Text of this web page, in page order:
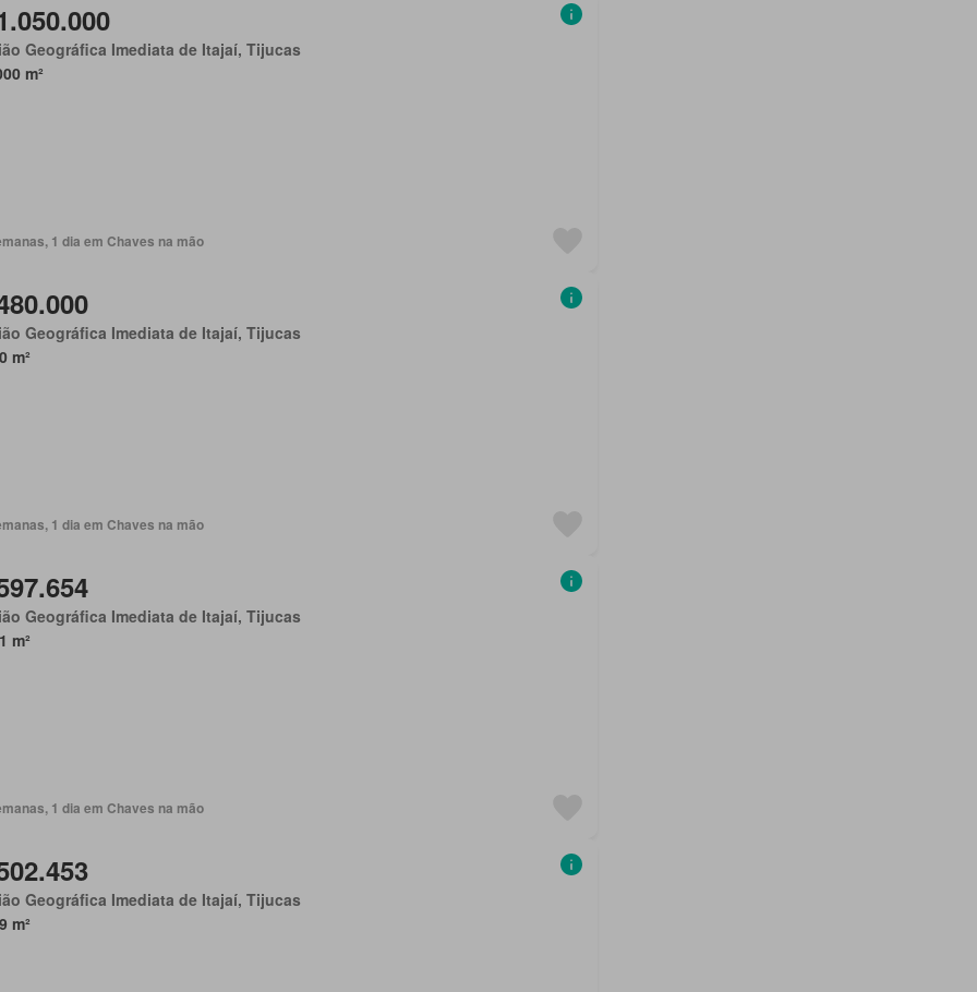
Geográfica Imediata de Itajaí, Tijucas
m²
1 dia em Chaves na mão
Geográfica Imediata de Itajaí, Tijucas
m²
1 dia em Chaves na mão
Geográfica Imediata de Itajaí, Tijucas
m²
1 dia em Chaves na mão
Geográfica Imediata de Itajaí, Tijucas
m²